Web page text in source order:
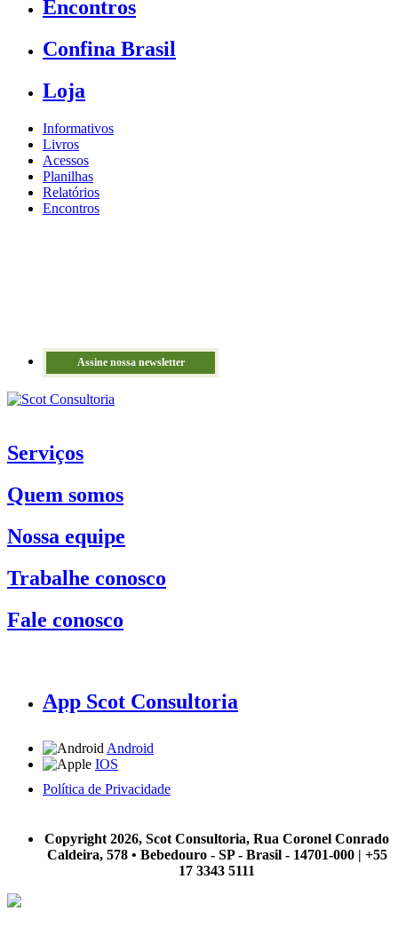
Encontros
Confina Brasil
Loja
Informativos
Livros
Acessos
Planilhas
Relatórios
Encontros
Assine nossa newsletter
Serviços
Quem somos
Nossa equipe
Trabalhe conosco
Fale conosco
App Scot Consultoria
Android
IOS
Política de Privacidade
Copyright 2026, Scot Consultoria, Rua Coronel Conrado
Caldeira, 578 • Bebedouro - SP - Brasil - 14701-000 | +55
17 3343 5111